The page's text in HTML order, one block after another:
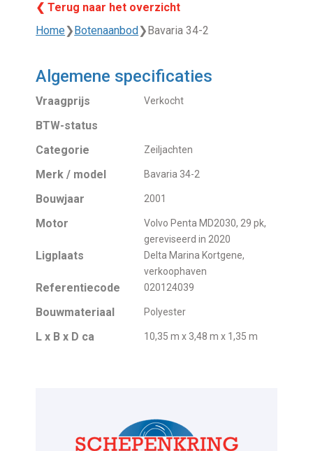
❮ Terug naar het overzicht
Home❯ Botenaanbod ❯ Bavaria 34-2
Algemene specificaties
Vraagprijs Verkocht
BTW-status
Categorie
Zeiljachten
Merk / model Bavaria 34-2
Bouwjaar 2001
Motor
Volvo Penta MD2030, 29 pk,
gereviseerd in 2020
Ligplaats
Delta Marina Kortgene,
verkoophaven
Referentiecode 020124039
Bouwmateriaal Polyester
L x B x D ca 10,35 m x 3,48 m x 1,35 m